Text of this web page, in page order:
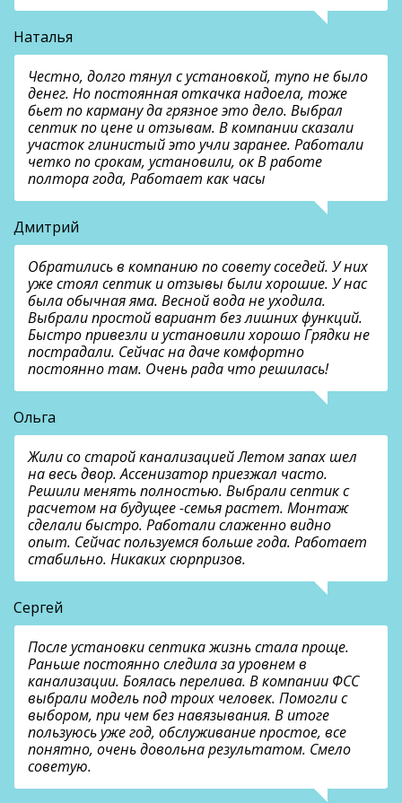
Наталья
Честно, долго тянул с установкой, тупо не было
денег. Но постоянная откачка надоела, тоже
бьет по карману да грязное это дело. Выбрал
септик по цене и отзывам. В компании сказали
участок глинистый это учли заранее. Работали
четко по срокам, установили, ок В работе
полтора года, Работает как часы
Дмитрий
Обратились в компанию по совету соседей. У них
уже стоял септик и отзывы были хорошие. У нас
была обычная яма. Весной вода не уходила.
Выбрали простой вариант без лишних функций.
Быстро привезли и установили хорошо Грядки не
пострадали. Сейчас на даче комфортно
постоянно там. Очень рада что решилась!
Ольга
Жили со старой канализацией Летом запах шел
на весь двор. Ассенизатор приезжал часто.
Решили менять полностью. Выбрали септик с
расчетом на будущее -семья растет. Монтаж
сделали быстро. Работали слаженно видно
опыт. Сейчас пользуемся больше года. Работает
стабильно. Никаких сюрпризов.
Сергей
После установки септика жизнь стала проще.
Раньше постоянно следила за уровнем в
канализации. Боялась перелива. В компании ФСС
выбрали модель под троих человек. Помогли с
выбором, при чем без навязывания. В итоге
пользуюсь уже год, обслуживание простое, все
понятно, очень довольна результатом. Смело
советую.